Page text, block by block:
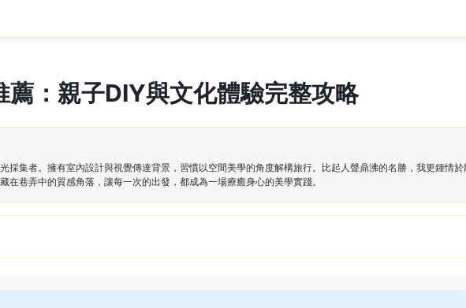
薦：親子DIY與文化體驗完整攻略
採集者。擁有室內設計與視覺傳達背景，習慣以空間美學的角度解構旅行。比起人聲鼎沸的名勝，我更鍾情
在巷弄中的質感角落，讓每一次的出發，都成為一場療癒身心的美學實踐。